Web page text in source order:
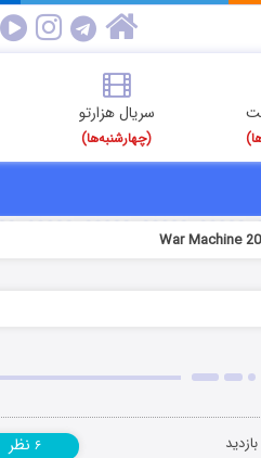
سریال هزارتو
(چهارشنبه‌ها)
۶ نظر